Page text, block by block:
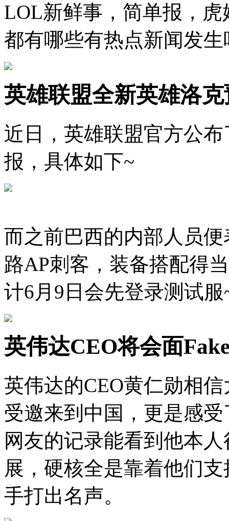
LOL新鲜事，简单报，
都有哪些有热点新闻发生
英雄联盟全新英雄洛
近日，英雄联盟官方公
报，具体如下~
而之前巴西的内部人员
路AP刺客，装备搭配得
计6月9日会先登录测试服
英伟达CEO将会面
英伟达的CEO黄仁勋相
受邀来到中国，更是感
网友的记录能看到他本
展，硬核全是靠着他们
手打出名声。